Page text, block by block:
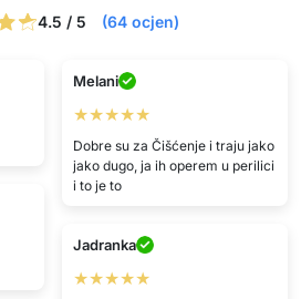
4.5 / 5 (64 ocjen)
Melani
★★★★★
Dobre su za Čišćenje i traju jako
jako dugo, ja ih operem u perilici
i to je to
Jadranka
★★★★★